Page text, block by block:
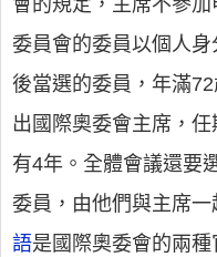
會的規定，主席不參
委員會的委員以個人
後當選的委員，年滿
出國際奧委會主席，
有4年。全體會議還要
委員，由他們與主席一
語是國際奧委會的兩